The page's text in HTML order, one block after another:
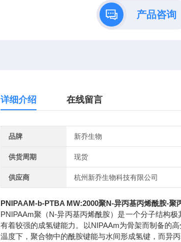
产品咨询
详细介绍 在线留言
品牌 新乔生物
供货周期 现货
供应商 杭州新乔生物科技有限公司
PNIPAAM-b-PTBA MW:2000聚N-异丙基丙烯酰胺-聚
PNIPAAm聚（N-异丙基丙烯酰胺）是一个分子结构
有着较强的成氢键能力。以NIPAAm为骨架而制备的
温度下，聚合物中的酰胺键能与水间形成氢键，而异